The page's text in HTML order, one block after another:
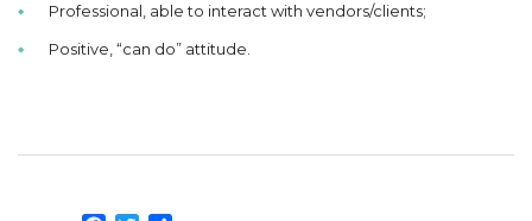
Professional, able to interact with vendors/clients;
Positive, “can do” attitude.